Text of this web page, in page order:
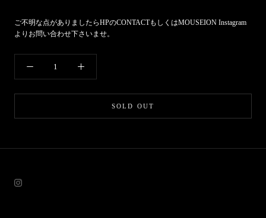
ご不明な点がありましたらHPのCONTACTもしくはMOUSEION Instagram
よりお問い合わせ下さいませ。
SOLD OUT